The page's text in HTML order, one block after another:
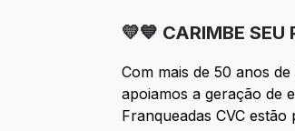
💛💙 CARIMBE SEU
Com mais de 50 anos
apoiamos a geração de
Franqueadas CVC estão